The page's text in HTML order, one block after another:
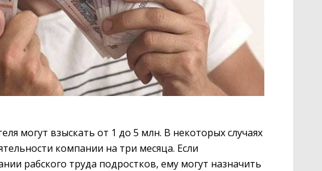
могут взыскать от 1 до 5 млн. В некоторых случаях
компании на три месяца. Если
рабского труда подростков, ему могут назначить